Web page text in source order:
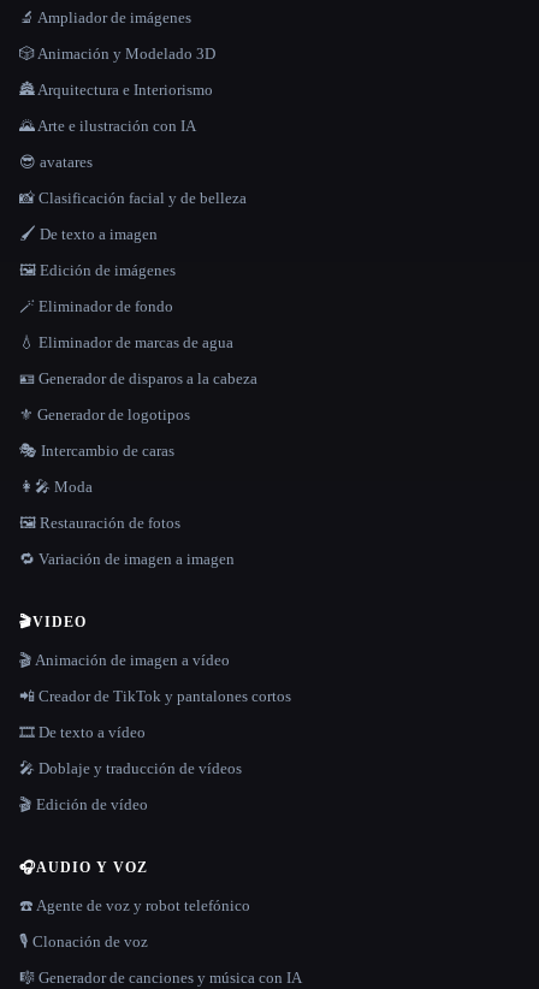
🔬 Ampliador de imágenes
🎲 Animación y Modelado 3D
🏯 Arquitectura e Interiorismo
🌄 Arte e ilustración con IA
😎 avatares
📸 Clasificación facial y de belleza
🖌️ De texto a imagen
🖼️ Edición de imágenes
🪄 Eliminador de fondo
💧 Eliminador de marcas de agua
🪪 Generador de disparos a la cabeza
⚜️ Generador de logotipos
🎭 Intercambio de caras
👩‍🎤 Moda
🖼️ Restauración de fotos
🔁 Variación de imagen a imagen
🎬VIDEO
🎬 Animación de imagen a vídeo
📲 Creador de TikTok y pantalones cortos
🎞️ De texto a vídeo
🎤 Doblaje y traducción de vídeos
🎬 Edición de vídeo
🎧AUDIO Y VOZ
☎️ Agente de voz y robot telefónico
🎙️ Clonación de voz
🎼 Generador de canciones y música con IA